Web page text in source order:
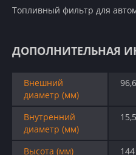
Топливный фильтр для
ДОПОЛНИТЕЛЬНАЯ
Внешний
диаметр (мм)
96,6
Внутренний
диаметр (мм)
15,5
Высота (мм) 144